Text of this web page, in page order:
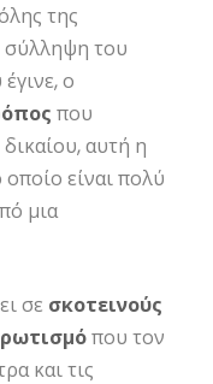
της
σύλληψη του
ο
που
αυτή η
είναι πολύ
μια
σε σκοτεινούς
που τον
και τις